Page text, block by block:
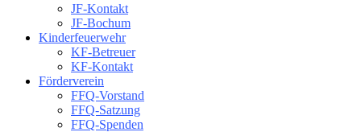
JF-Kontakt
JF-Bochum
Kinderfeuerwehr
KF-Betreuer
KF-Kontakt
Förderverein
FFQ-Vorstand
FFQ-Satzung
FFQ-Spenden